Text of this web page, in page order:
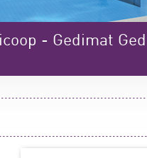
- Gedimat